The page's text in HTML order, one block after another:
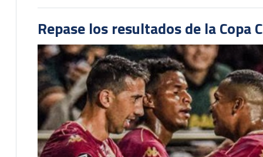
Repase los resultados de la Copa